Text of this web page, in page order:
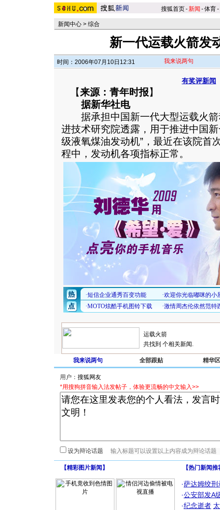
搜狐首页-新闻 -体育-
新闻中心 > 综合
新一代运载火箭发
时间：2006年07月10日12:31 我来说两句
有奖评新闻
【来源：青年时报】
据新华社电
据承担中国新一代大型运载火箭
进技术研究院透露，用于推进中国
级液氧煤油发动机”，最近在该院首
程中，发动机各项指标正常。
共找到 个相关新闻.
我来说两句 全部跟贴 精华区
用户：
*用搜狗拼音输入法发帖子，体验更流畅的中文输入>>
设为辩论话题
【精彩图片新闻】 【热门新闻
·萨达姆绞刑
·公安部发A
·纪念逝者